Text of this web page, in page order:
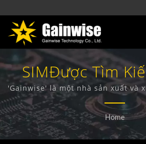
SIMĐược Tìm
Sản Xuất Sản
Thông Đài Loan
Technology
'Gainwise' là một nhà sản xuất và
thiết kế, phát triển và sản xuất
cố định, Intercom cửa 4G, Mở
Home